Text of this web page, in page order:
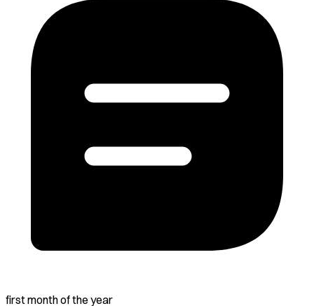
first month of the year